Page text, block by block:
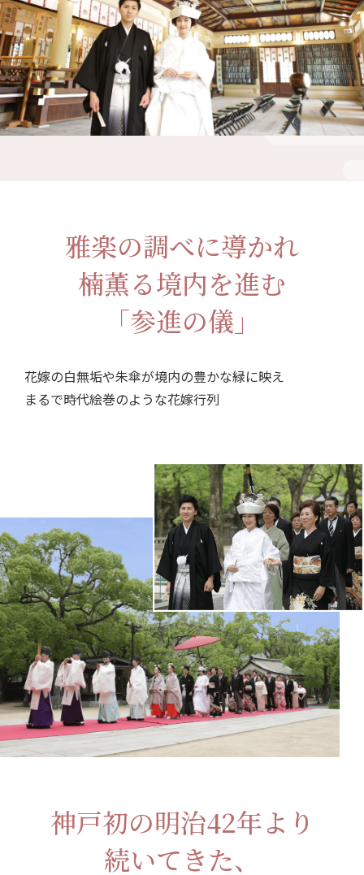
雅楽の調べに導かれ
楠薫る境内を進む
「参進の儀」
花嫁の白無垢や朱傘が境内の豊かな緑に映え
まるで時代絵巻のような花嫁行列
神戸初の明治42年より
続いてきた、